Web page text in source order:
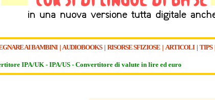
AI BAMBINI| AUDIOBOOKS| RISORSE SFIZIOSE | ARTICOLI| TIPS|
IPA/UK - IPA/US - Convertitore di valute in lire ed euro